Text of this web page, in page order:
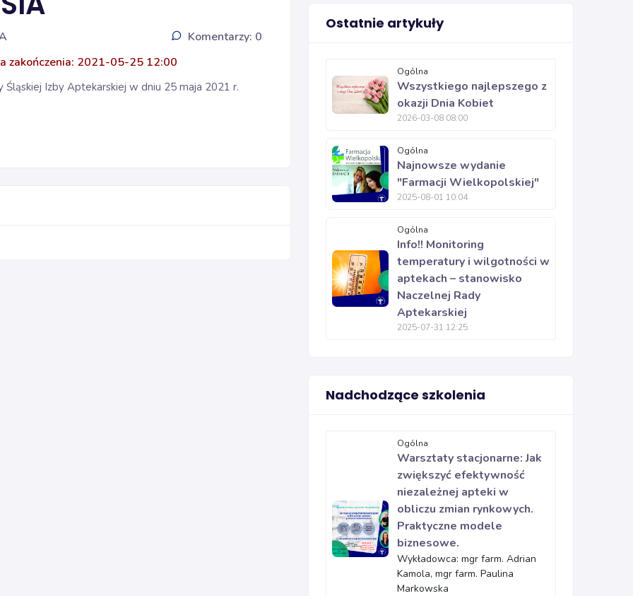
Komentarzy: 0
zakończenia: 2021-05-25 12:00
Izby Aptekarskiej w dniu 25 maja 2021 r.
Ostatnie artykuły
Ogólna
Wszystkiego najlepszego z
okazji Dnia Kobiet
2026-03-08 08:00
Ogólna
Najnowsze wydanie
"Farmacji Wielkopolskiej"
2025-08-01 10:04
Ogólna
Info!! Monitoring
temperatury i wilgotności w
aptekach – stanowisko
Naczelnej Rady
Aptekarskiej
2025-07-31 12:25
Nadchodzące szkolenia
Ogólna
Warsztaty stacjonarne: Jak
zwiększyć efektywność
niezależnej apteki w
obliczu zmian rynkowych.
Praktyczne modele
biznesowe.
Wykładowca: mgr farm. Adrian
Kamola, mgr farm. Paulina
Markowska